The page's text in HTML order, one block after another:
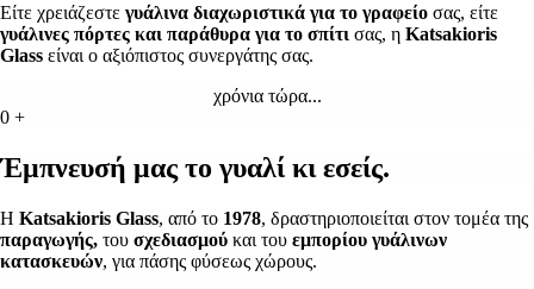
Είτε χρειάζεστε γυάλινα διαχωριστικά για το γραφείο σας, είτε
γυάλινες πόρτες και παράθυρα για το σπίτι σας, η Katsakioris
Glass είναι ο αξιόπιστος συνεργάτης σας.
χρόνια τώρα...
0 +
Έμπνευσή μας το γυαλί κι εσείς.
Η Katsakioris Glass, από το 1978, δραστηριοποιείται στον τομέα της
παραγωγής, του σχεδιασμού και του εμπορίου γυάλινων
κατασκευών, για πάσης φύσεως χώρους.